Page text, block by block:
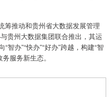
筹推动和贵州省大数据发展管理
贵州大数据集团联合推出，其运
智办”“快办”“好办”跨越，构建“智
服务新生态。